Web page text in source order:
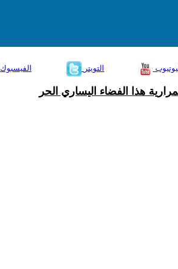
الفيسبوك
التويتر
هذا الفضاء اليساري الحر